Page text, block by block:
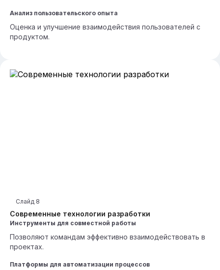
Анализ пользовательского опыта
Оценка и улучшение взаимодействия пользователей с
продуктом.
Современные технологии разработки
Слайд 8
Инструменты для совместной работы
Позволяют командам эффективно взаимодействовать в
проектах.
Платформы для автоматизации процессов